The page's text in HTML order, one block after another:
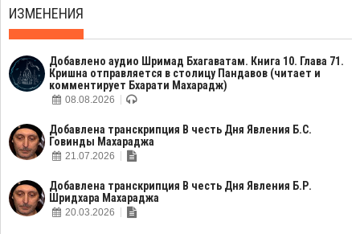
ИЗМЕНЕНИЯ
Добавлено аудио Шримад Бхагаватам. Книга 10. Глава 71.
Кришна отправляется в столицу Пандавов (читает и
комментирует Бхарати Махарадж)
08.08.2026
Добавлена транскрипция В честь Дня Явления Б.С.
Говинды Махараджа
21.07.2026
Добавлена транскрипция В честь Дня Явления Б.Р.
Шридхара Махараджа
20.03.2026